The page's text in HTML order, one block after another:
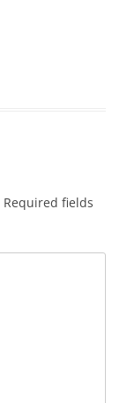
Required fields